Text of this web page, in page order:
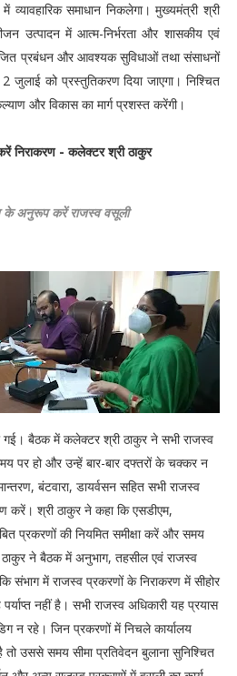
व्यावहारिक समाधान निकलेगा। मुख्यमंत्री श्री
उत्पादन में आत्म-निर्भरता और शासकीय एवं
प्रबंधन और आवश्यक सुविधाओं तथा संसाधनों
2 जुलाई को प्रस्तुतिकरण दिया जाएगा। निश्चित
और विकास का मार्ग प्रशस्त करेंगी।
निराकरण - कलेक्टर श्री ठाकुर
के अनुरूप करें राजस्व वसूली
बैठक में कलेक्टर श्री ठाकुर ने सभी राजस्व
पर हो और उन्हें बार-बार दफ्तरों के चक्कर न
बंटवारा, डायर्वसन सहित सभी राजस्व
करें। श्री ठाकुर ने कहा कि एसडीएम,
प्रकरणों की नियमित समीक्षा करें और समय
ने बैठक में अनुभाग, तहसील एवं राजस्व
संभाग में राजस्व प्रकरणों के निराकरण में सीहोर
नहीं है। सभी राजस्व अधिकारी यह प्रयास
न रहे। जिन प्रकरणों में निचले कार्यालय
तो उससे समय सीमा प्रतिवेदन बुलाना सुनिश्चित